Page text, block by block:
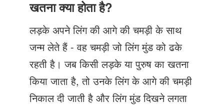
Just Poocho
संपर्क करें
खतना क्या होता है?
लड़के अपने लिंग की आगे की चमड़ी के साथ
जन्म लेते हैं - वह चमड़ी जो लिंग मुंड को ढके
रहती है। जब किसी लड़के या पुरुष का खतना
किया जाता है, तो उनके लिंग के आगे की चमड़ी
निकाल दी जाती है और लिंग मुंड दिखने लगता